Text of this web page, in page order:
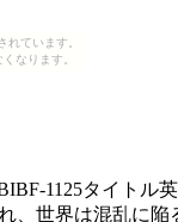
れています。
なります。
1125タイトル
世界は混乱に